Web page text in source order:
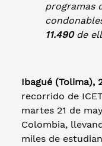
programas
11.490de
Ibagué (Tolima),
recorrido de
martes 21 de
Colombia,
miles de